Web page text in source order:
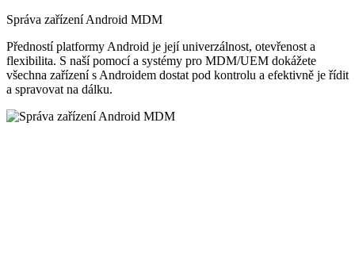
Správa zařízení Android MDM
Předností platformy Android je její univerzálnost, otevřenost a
flexibilita. S naší pomocí a systémy pro MDM/UEM dokážete
všechna zařízení s Androidem dostat pod kontrolu a efektivně je řídit
a spravovat na dálku.